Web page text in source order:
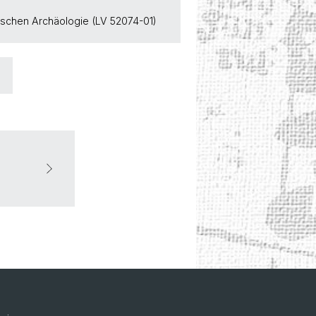
Archäologie (LV 52074-01)